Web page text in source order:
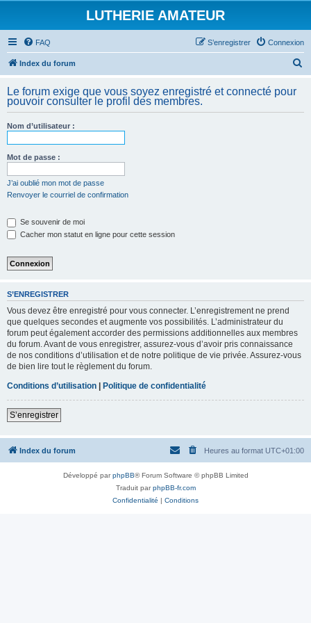
LUTHERIE AMATEUR
FAQ Connexion
S’enregistrer
Index du forum
h
Le forum exige que vous soyez enregistré et connecté pour
pouvoir consulter le profil des membres.
Nom d’utilisateur :
Mot de passe :
J’ai oublié mon mot de passe
Renvoyer le courriel de confirmation
Se souvenir de moi
Cacher mon statut en ligne pour cette session
S’ENREGISTRER
Vous devez être enregistré pour vous connecter. L’enregistrement ne prend
que quelques secondes et augmente vos possibilités. L’administrateur du
forum peut également accorder des permissions additionnelles aux membres
du forum. Avant de vous enregistrer, assurez-vous d’avoir pris connaissance
de nos conditions d’utilisation et de notre politique de vie privée. Assurez-vous
de bien lire tout le règlement du forum.
Conditions d’utilisation | Politique de confidentialité
S’enregistrer
Index du forum Heures au format UTC+01:00
Développé parphpBB® Forum Software © phpBB Limited
Traduit parphpBB-fr.com
Confidentialité | Conditions